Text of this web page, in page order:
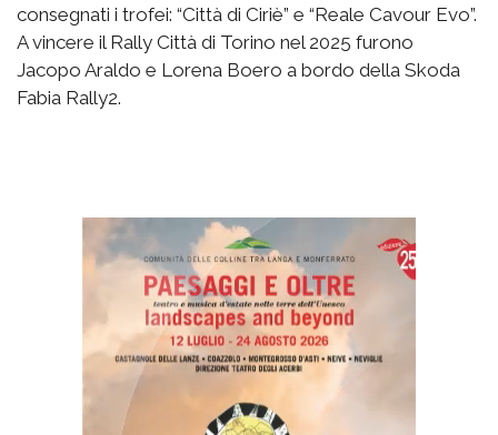
consegnati i trofei: “Città di Ciriè” e “Reale Cavour Evo”.
A vincere il Rally Città di Torino nel 2025 furono
Jacopo Araldo e Lorena Boero a bordo della Skoda
Fabia Rally2.